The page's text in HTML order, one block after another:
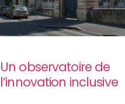
Un observatoire de
l’innovation inclusive